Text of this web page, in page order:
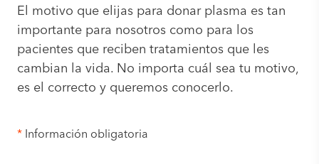
El motivo que elijas para donar plasma es tan
importante para nosotros como para los
pacientes que reciben tratamientos que les
cambian la vida. No importa cuál sea tu motivo,
es el correcto y queremos conocerlo.
* Información obligatoria